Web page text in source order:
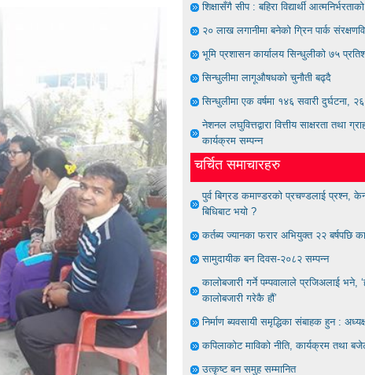
शिक्षासँगै सीप : बहिरा विद्यार्थी
२० लाख लगानीमा बनेको ग्रिन पार्क
भूमि प्रशासन कार्यालय सिन्धुलीको ७५
सिन्धुलीमा लागूऔषधको चुनौती बढ्दै
सिन्धुलीमा एक वर्षमा १४६ सवारी दुर्घटना,
नेशनल लघुवित्तद्वारा वित्तीय साक्षरता तथा
कार्यक्रम सम्पन्न
चर्चित समाचारहरु
पुर्व बिग्रड कमाण्डरकाे प्रचण्डलाई प्रश्न,
बिधिबाट भयाे ?
कर्तब्य ज्यानका फरार अभियुक्त २२ बर्षपछि
सामुदायीक बन दिवस-२०८२ सम्पन्न
कालोबजारी गर्ने पम्पवालाले प्रजिअलाई भने,
कालोबजारी गरेकै हौं’
निर्माण ब्यवसायी समृद्धिका संबाहक हुन :
कपिलाकोट माविको नीति, कार्यक्रम तथा
उत्कृष्ट बन समुह सम्मानित